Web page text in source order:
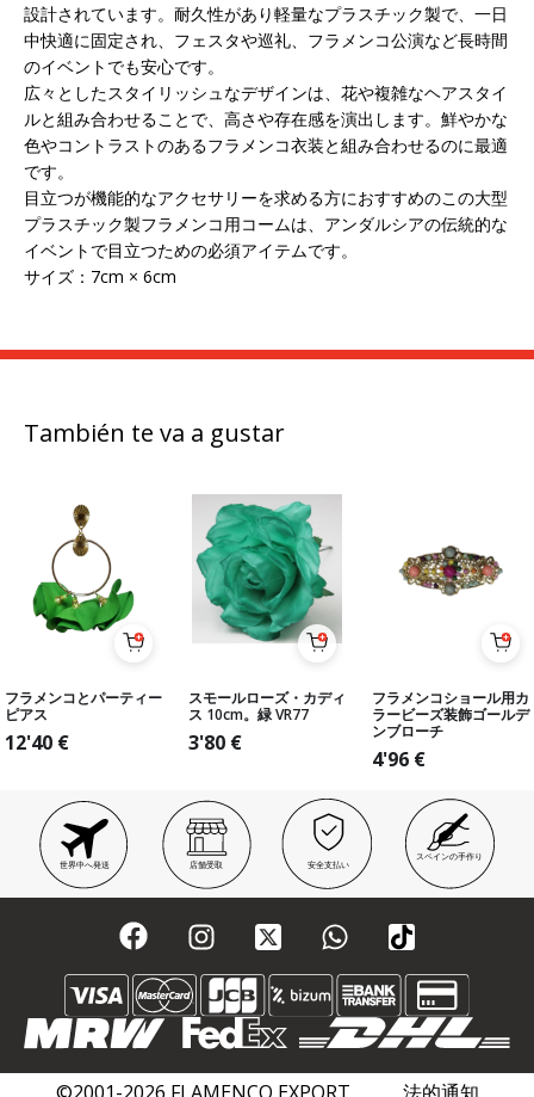
設計されています。耐久性があり軽量なプラスチック製で、一日
中快適に固定され、フェスタや巡礼、フラメンコ公演など長時間
のイベントでも安心です。
広々としたスタイリッシュなデザインは、花や複雑なヘアスタイ
ルと組み合わせることで、高さや存在感を演出します。鮮やかな
色やコントラストのあるフラメンコ衣装と組み合わせるのに最適
です。
目立つが機能的なアクセサリーを求める方におすすめのこの大型
プラスチック製フラメンコ用コームは、アンダルシアの伝統的な
イベントで目立つための必須アイテムです。
サイズ：7cm × 6cm
También te va a gustar
フラメンコとパーティー
ピアス
12'40 €
スモールローズ・カディ
ス 10cm。緑 VR77
3'80 €
フラメンコショール用カ
ラービーズ装飾ゴールデ
ンブローチ
4'96 €
世界中へ発送 店舗受取 安全支払い
スペインの手作り
©2001-2026 FLAMENCO EXPORT 法的通知